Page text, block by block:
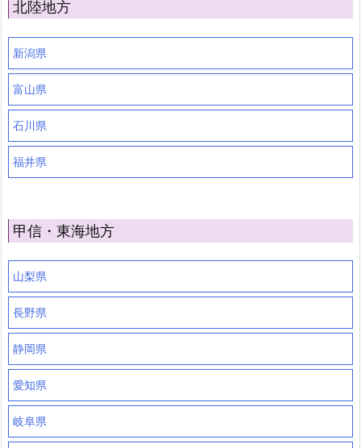
北陸地方
新潟県
富山県
石川県
福井県
甲信・東海地方
山梨県
長野県
静岡県
愛知県
岐阜県